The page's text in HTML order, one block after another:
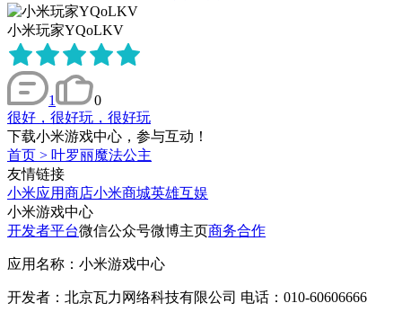
小米玩家YQoLKV
1
0
很好，很好玩，很好玩
下载小米游戏中心，参与互动！
首页 > 叶罗丽魔法公主
友情链接
小米应用商店小米商城英雄互娱
小米游戏中心
开发者平台微信公众号微博主页商务合作
应用名称：小米游戏中心
开发者：北京瓦力网络科技有限公司 电话：010-60606666